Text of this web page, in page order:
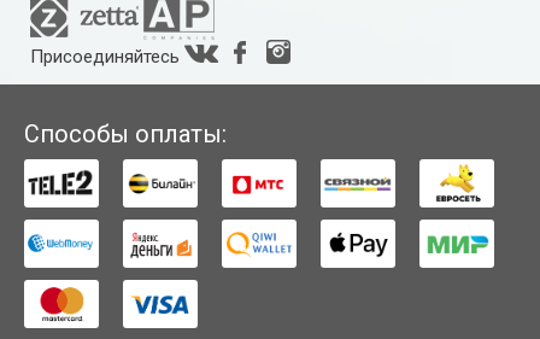
Присоединяйтесь
Способы оплаты: